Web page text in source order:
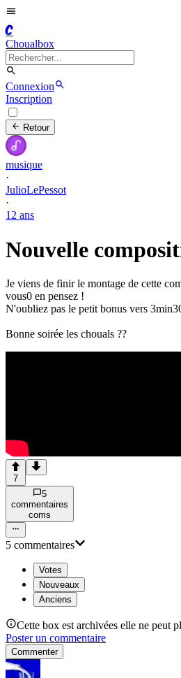
C
Choualbox
Connexion
Inscription
Retour
musique
·
JulioLePessot
·
12 ans
Nouvelle
Je viens de finir le montage de cette
vous0 en pensez !
N'oubliez pas le petit bonus vers
Bonne soirée les chouals ??
7
5
commentaires
coms
5 commentaires
Votes
Nouveaux
Anciens
Cette box est archivées elle ne peut
Poster un commentaire
Commenter